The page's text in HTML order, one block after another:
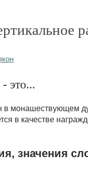
это...
в монашествующем
в качестве
значения